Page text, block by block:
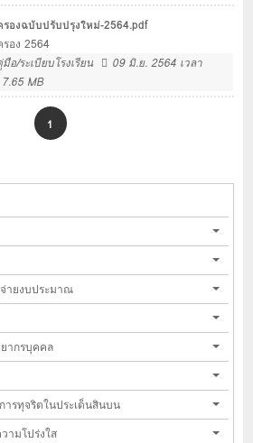
องฉบับปรับปรุงใหม่-2564.pdf
อง 2564
อ/ระเบียบโรงเรียน
09 มิ.ย. 2564 เวลา
MB
1
ายงบประมาณ
ากรบุคคล
ารทุจริตในประเด็นสินบน
ามโปร่งใส